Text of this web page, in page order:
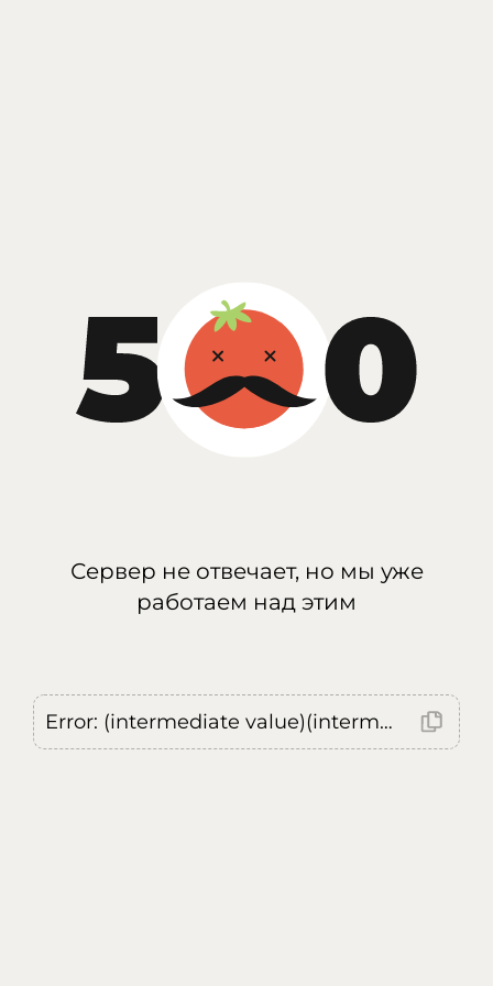
Сервер не отвечает, но мы уже
работаем над этим
Error: (intermediate value)(intermediate value)(intermediate value).replaceAll is not a function